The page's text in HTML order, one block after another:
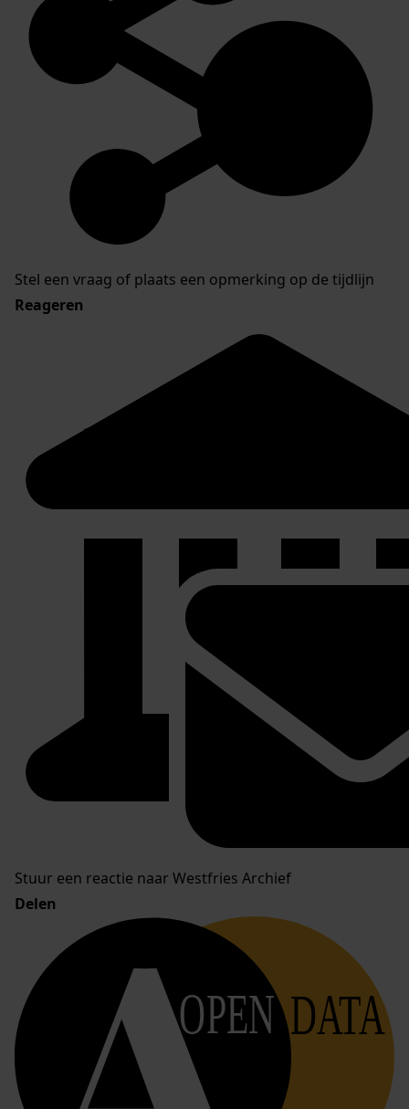
Stel een vraag of plaats een opmerking op de tijdlijn
Reageren
Stuur een reactie naar Westfries Archief
Delen
OPEN DATA